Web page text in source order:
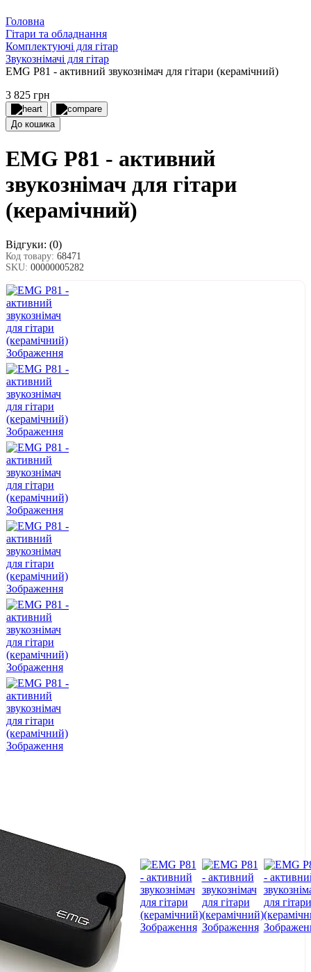
Головна
Гітари та обладнання
Комплектуючі для гітар
Звукознімачі для гітар
EMG P81 - активний звукознімач для гітари (керамічний)
3 825 грн
До кошика
EMG P81 - активний
звукознімач для гітари
(керамічний)
Відгуки: (0)
Код товару: 68471
SKU: 00000005282